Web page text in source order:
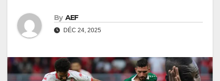
By AEF
DÉC 24, 2025